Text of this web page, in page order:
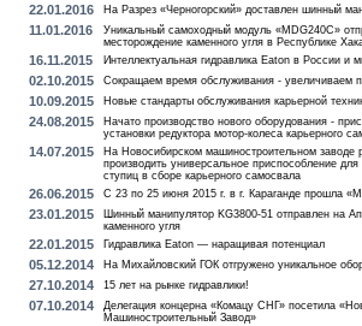
22.01.2016 На Разрез «Черногорский» доставлен шинный
11.01.2016
Уникальный самоходный модуль «MDG240C»
месторождение каменного угля в Республике
16.11.2015 Интеллектуальная гидравлика Eaton в России и
02.10.2015 Сокращаем время обслуживания - увеличиваем
10.09.2015 Новые стандарты обслуживания карьерной
24.08.2015
Начато производство нового оборудования -
установки редуктора мотор-колеса карьерного
14.07.2015
На Новосибирском машиностроительном заводе
производить универсальное приспособление
ступиц в сборе карьерного самосвала
26.06.2015 С 23 по 25 июня 2015 г. в г. Караганде прошла
23.01.2015
Шинный манипулятор KG3800-51 отправлен на
каменного угля
22.01.2015 Гидравлика Eaton — наращивая потенциал
05.12.2014 На Михайловский ГОК отгружено уникальное
27.10.2014 15 лет на рынке гидравлики!
07.10.2014
Делегация концерна «Комацу СНГ» посетила
Машиностроительный Завод»